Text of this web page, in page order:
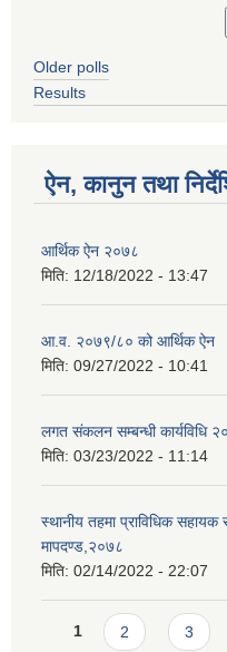
Older polls
Results
ऐन, कानुन तथा
आर्थिक ऐन २०७८
मिति: 12/18/2022 - 13:47
आ.व. २०७९/८० को आर्थिक ऐन
मिति: 09/27/2022 - 10:41
लगत संकलन सम्बन्धी कार्यविधि
मिति: 03/23/2022 - 11:14
स्थानीय तहमा प्राविधिक सहायक
मापदण्ड,२०७८
मिति: 02/14/2022 - 22:07
Pages
1 2 3